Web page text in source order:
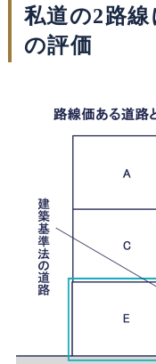
私道の2路線
の評価